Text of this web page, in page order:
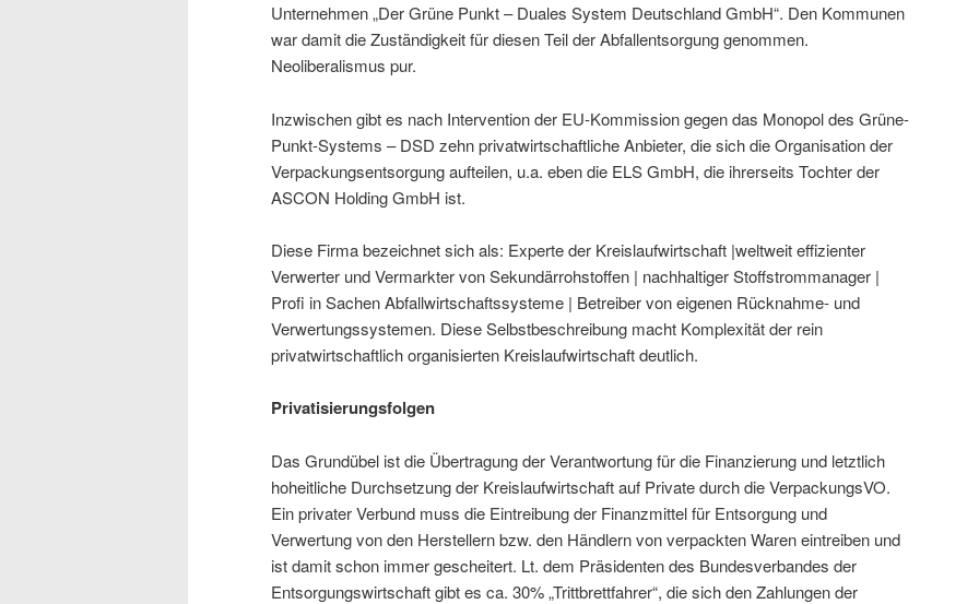
Unternehmen „Der Grüne Punkt – Duales System Deutschland GmbH“. Den Kommunen
war damit die Zuständigkeit für diesen Teil der Abfallentsorgung genommen.
Neoliberalismus pur.
Inzwischen gibt es nach Intervention der EU-Kommission gegen das Monopol des Grüne-
Punkt-Systems – DSD zehn privatwirtschaftliche Anbieter, die sich die Organisation der
Verpackungsentsorgung aufteilen, u.a. eben die ELS GmbH, die ihrerseits Tochter der
ASCON Holding GmbH ist.
Diese Firma bezeichnet sich als: Experte der Kreislaufwirtschaft |weltweit effizienter
Verwerter und Vermarkter von Sekundärrohstoffen | nachhaltiger Stoffstrommanager |
Profi in Sachen Abfallwirtschaftssysteme | Betreiber von eigenen Rücknahme- und
Verwertungssystemen. Diese Selbstbeschreibung macht Komplexität der rein
privatwirtschaftlich organisierten Kreislaufwirtschaft deutlich.
Privatisierungsfolgen
Das Grundübel ist die Übertragung der Verantwortung für die Finanzierung und letztlich
hoheitliche Durchsetzung der Kreislaufwirtschaft auf Private durch die VerpackungsVO.
Ein privater Verbund muss die Eintreibung der Finanzmittel für Entsorgung und
Verwertung von den Herstellern bzw. den Händlern von verpackten Waren eintreiben und
ist damit schon immer gescheitert. Lt. dem Präsidenten des Bundesverbandes der
Entsorgungswirtschaft gibt es ca. 30% „Trittbrettfahrer“, die sich den Zahlungen der